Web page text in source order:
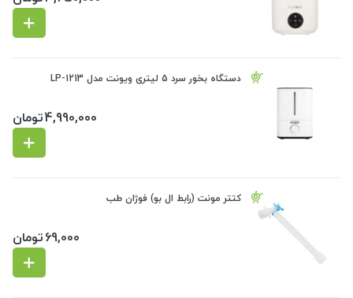
دستگاه بخور سرد 5 لیتری ویونت مدل LP-1213
4,990,000تومان
کتتر مونت (رابط ال بو) فوژان طب
69,000تومان